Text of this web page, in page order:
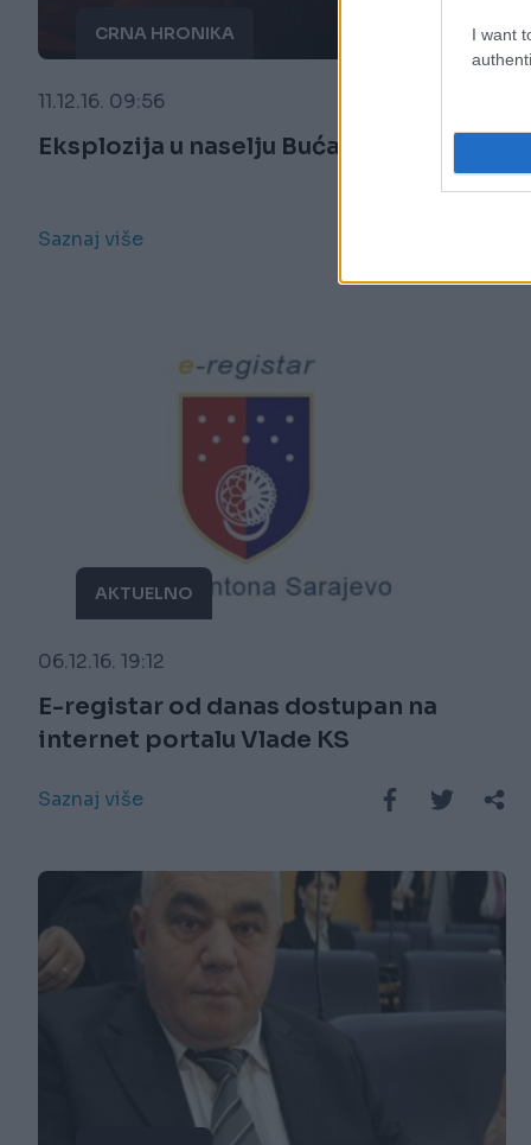
I want
CRNA HRONIKA
11.12.16. 09:56
Eksplozija u naselju Buća potok
Saznaj više
AKTUELNO
06.12.16. 19:12
E-registar od danas dostupan na
internet portalu Vlade KS
Saznaj više